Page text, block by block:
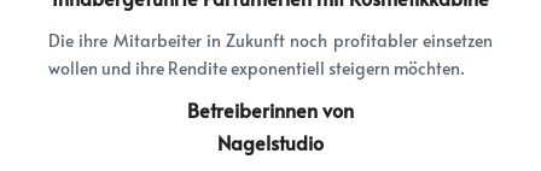
Die ihre Mitarbeiter in Zukunft noch profitabler einsetzen
wollen und ihre Rendite exponentiell steigern möchten.
Betreiberinnen von
Nagelstudio